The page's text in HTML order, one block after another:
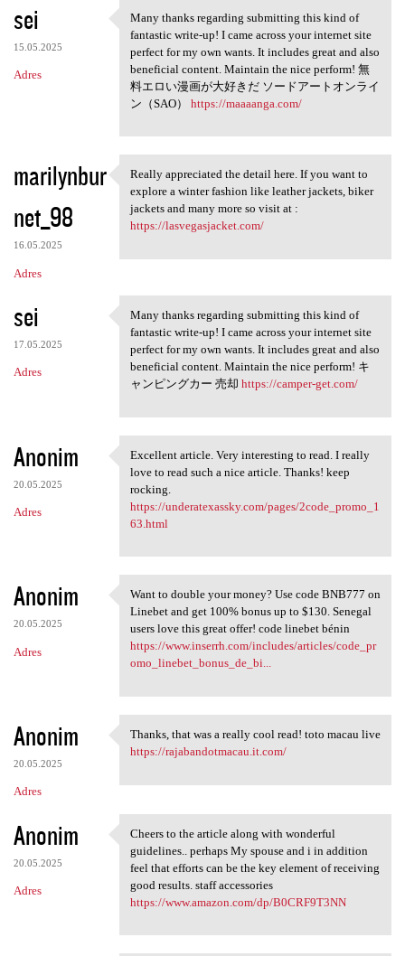
sei
15.05.2025
Adres
Many thanks regarding
Many thanks regarding submitting this kind of
fantastic write-up! I came across your internet site
perfect for my own wants. It includes great and also
beneficial content. Maintain the nice perform! 無
料エロい漫画が大好きだ ソードアートオンライ
ン（SAO） https://maaaanga.com/
marilynbur
net_98
16.05.2025
Adres
Really appreciated the detail
Really appreciated the detail here. If you want to
explore a winter fashion like leather jackets, biker
jackets and many more so visit at :
https://lasvegasjacket.com/
sei
17.05.2025
Adres
Many thanks regarding
Many thanks regarding submitting this kind of
fantastic write-up! I came across your internet site
perfect for my own wants. It includes great and also
beneficial content. Maintain the nice perform! キ
ャンピングカー 売却 https://camper-get.com/
Anonim
20.05.2025
Adres
Excellent article. Very
Excellent article. Very interesting to read. I really
love to read such a nice article. Thanks! keep
rocking.
https://underatexassky.com/pages/2code_promo_1
63.html
Anonim
20.05.2025
Adres
Want to double your money?
Want to double your money? Use code BNB777 on
Linebet and get 100% bonus up to $130. Senegal
users love this great offer! code linebet bénin
https://www.inserrh.com/includes/articles/code_pr
omo_linebet_bonus_de_bi...
Anonim
20.05.2025
Adres
Thanks, that was a really
Thanks, that was a really cool read! toto macau live
https://rajabandotmacau.it.com/
Anonim
20.05.2025
Adres
Cheers to the article along
Cheers to the article along with wonderful
guidelines.. perhaps My spouse and i in addition
feel that efforts can be the key element of receiving
good results. staff accessories
https://www.amazon.com/dp/B0CRF9T3NN